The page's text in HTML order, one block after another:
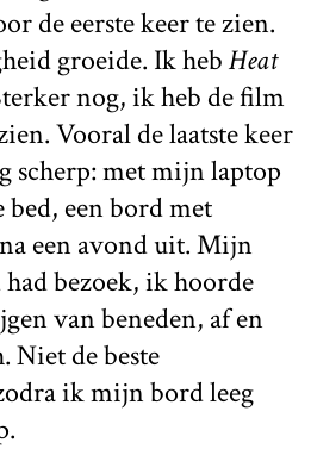
de eerste keer te zien.
groeide. Ik hebHeat
nog, ik heb de film
Vooral de laatste keer
scherp: met mijn laptop
bed, een bord met
een avond uit. Mijn
bezoek, ik hoorde
van beneden, af en
Niet de beste
ik mijn bord leeg